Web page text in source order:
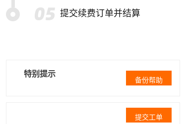
提交续费订单并结算
特别提示
备份帮助
提交工单